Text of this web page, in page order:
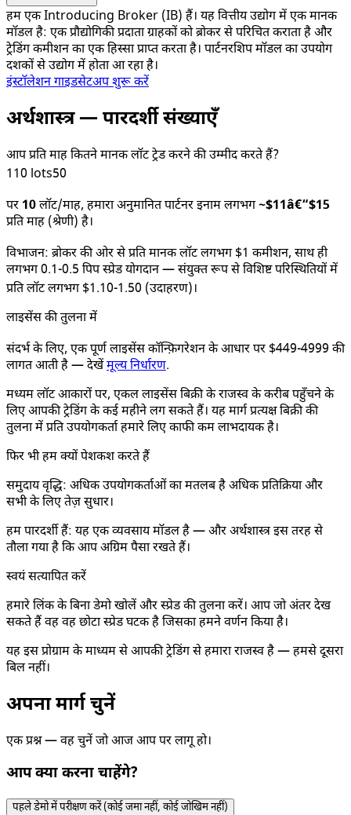
हम एक Introducing Broker (IB) हैं। यह वित्तीय उद्योग में एक मानक
मॉडल है: एक प्रौद्योगिकी प्रदाता ग्राहकों को ब्रोकर से परिचित कराता है और
ट्रेडिंग कमीशन का एक हिस्सा प्राप्त करता है। पार्टनरशिप मॉडल का उपयोग
दशकों से उद्योग में होता आ रहा है।
इंस्टॉलेशन गाइडसेटअप शुरू करें
अर्थशास्त्र — पारदर्शी संख्याएँ
आप प्रति माह कितने मानक लॉट ट्रेड करने की उम्मीद करते हैं?
110 lots50
पर 10लॉट/माह, हमारा अनुमानित पार्टनर इनाम लगभग~$11â€“$15
प्रति माह (श्रेणी) है।
विभाजन: ब्रोकर की ओर से प्रति मानक लॉट लगभग $1 कमीशन, साथ ही
लगभग 0.1-0.5 पिप स्प्रेड योगदान — संयुक्त रूप से विशिष्ट परिस्थितियों में
प्रति लॉट लगभग $1.10-1.50 (उदाहरण)।
लाइसेंस की तुलना में
संदर्भ के लिए, एक पूर्ण लाइसेंस कॉन्फ़िगरेशन के आधार पर $449-4999 की
लागत आती है — देखेंमूल्य निर्धारण.
मध्यम लॉट आकारों पर, एकल लाइसेंस बिक्री के राजस्व के करीब पहुँचने के
लिए आपकी ट्रेडिंग के कई महीने लग सकते हैं। यह मार्ग प्रत्यक्ष बिक्री की
तुलना में प्रति उपयोगकर्ता हमारे लिए काफी कम लाभदायक है।
फिर भी हम क्यों पेशकश करते हैं
समुदाय वृद्धि: अधिक उपयोगकर्ताओं का मतलब है अधिक प्रतिक्रिया और
सभी के लिए तेज़ सुधार।
हम पारदर्शी हैं: यह एक व्यवसाय मॉडल है — और अर्थशास्त्र इस तरह से
तौला गया है कि आप अग्रिम पैसा रखते हैं।
स्वयं सत्यापित करें
हमारे लिंक के बिना डेमो खोलें और स्प्रेड की तुलना करें। आप जो अंतर देख
सकते हैं वह वह छोटा स्प्रेड घटक है जिसका हमने वर्णन किया है।
यह इस प्रोग्राम के माध्यम से आपकी ट्रेडिंग से हमारा राजस्व है — हमसे दूसरा
बिल नहीं।
अपना मार्ग चुनें
एक प्रश्न — वह चुनें जो आज आप पर लागू हो।
आप क्या करना चाहेंगे?
पहले डेमो में परीक्षण करें (कोई जमा नहीं, कोई जोखिम नहीं)